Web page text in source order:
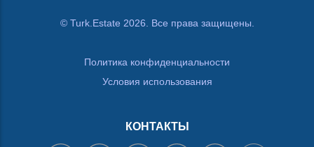
© Turk.Estate 2026. Все права защищены.
Политика конфиденциальности
Условия использования
КОНТАКТЫ